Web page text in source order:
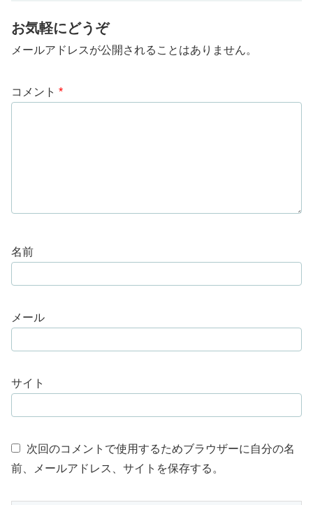
お気軽にどうぞ
メールアドレスが公開されることはありません。
コメント *
名前
メール
サイト
次回のコメントで使用するためブラウザーに自分の名
前、メールアドレス、サイトを保存する。